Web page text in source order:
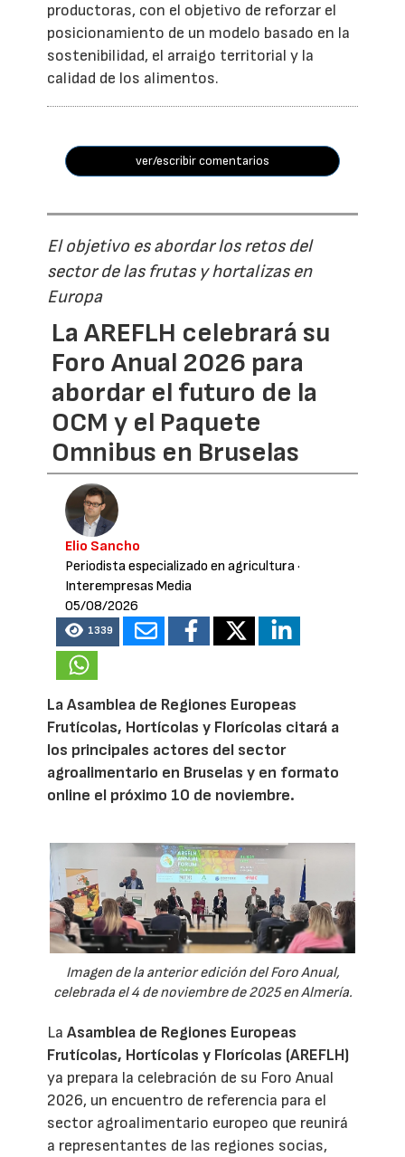
productoras, con el objetivo de reforzar el
posicionamiento de un modelo basado en la
sostenibilidad, el arraigo territorial y la
calidad de los alimentos.
ver/escribir comentarios
El objetivo es abordar los retos del
sector de las frutas y hortalizas en
Europa
La AREFLH celebrará su
Foro Anual 2026 para
abordar el futuro de la
OCM y el Paquete
Omnibus en Bruselas
Elio Sancho
Periodista especializado en agricultura·
Interempresas Media
05/08/2026
1339
La Asamblea de Regiones Europeas
Frutícolas, Hortícolas y Florícolas citará a
los principales actores del sector
agroalimentario en Bruselas y en formato
online el próximo 10 de noviembre.
Imagen de la anterior edición del Foro Anual,
celebrada el 4 de noviembre de 2025 en Almería.
LaAsamblea de Regiones Europeas
Frutícolas, Hortícolas y Florícolas (AREFLH)
ya prepara la celebración de su Foro Anual
2026, un encuentro de referencia para el
sector agroalimentario europeo que reunirá
a representantes de las regiones socias,